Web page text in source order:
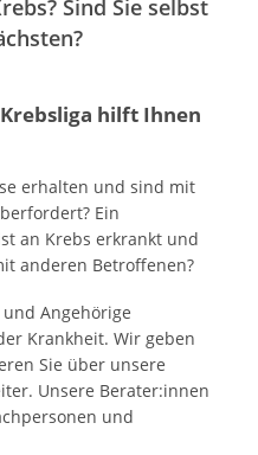
Sind Sie selbst
hilft Ihnen
erhalten und sind mit
Ein
an Krebs erkrankt und
anderen Betroffenen?
Angehörige
Krankheit. Wir geben
Sie über unsere
Unsere Berater:innen
und